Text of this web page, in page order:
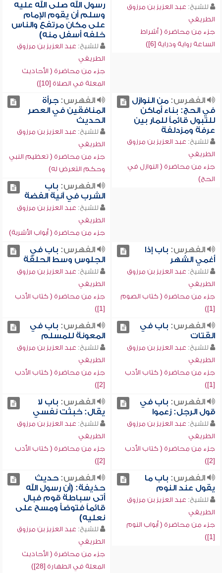
للشيخ: عبد العزيز بن مرزوق
الطريفي
جزء من محاضرة ( أشراط
الساعة رواية ودراية [6])
رسول الله صلى الله عليه
وسلم أن يقوم الإمام
على مكان مرتفع والناس
خلفه أسفل منه)
للشيخ: عبد العزيز بن مرزوق
الطريفي
جزء من محاضرة ( الأحاديث
المعلة في الصلاة [10])
الفهرس:من النوازل
في الحج: بناء أماكن
للتبول قائماً للمار بين
عرفة ومزدلفة
للشيخ: عبد العزيز بن مرزوق
الطريفي
جزء من محاضرة ( النوازل في
الحج)
الفهرس:جرأة
المنافقين في العصر
الحديث
للشيخ: عبد العزيز بن مرزوق
الطريفي
جزء من محاضرة ( تعظيم النبي
وحكم التعرض له)
الفهرس: باب
الشرب في آنية الفضة
للشيخ: عبد العزيز بن مرزوق
الطريفي
جزء من محاضرة ( أبواب الأشربة)
الفهرس: باب إذا
أغمي الشهر
للشيخ: عبد العزيز بن مرزوق
الطريفي
جزء من محاضرة ( كتاب الصوم
[1])
الفهرس: باب في
الجلوس وسط الحلقة
للشيخ: عبد العزيز بن مرزوق
الطريفي
جزء من محاضرة ( كتاب الأدب
[1])
الفهرس: باب في
القتات
للشيخ: عبد العزيز بن مرزوق
الطريفي
جزء من محاضرة ( كتاب الأدب
[1])
الفهرس: ‏باب في
المعونة للمسلم
للشيخ: عبد العزيز بن مرزوق
الطريفي
جزء من محاضرة ( كتاب الأدب
[2])
الفهرس: باب في
قول الرجل: زعموا
للشيخ: عبد العزيز بن مرزوق
الطريفي
جزء من محاضرة ( كتاب الأدب
[2])
الفهرس: باب لا
يقال: خبثت نفسي
للشيخ: عبد العزيز بن مرزوق
الطريفي
جزء من محاضرة ( كتاب الأدب
[2])
الفهرس: باب ما
يقول عند النوم
للشيخ: عبد العزيز بن مرزوق
الطريفي
جزء من محاضرة ( أبواب النوم
[1])
الفهرس:حديث
حذيفة: (أن رسول الله
أتى سباطة قوم فبال
قائماً فتوضأ ومسح على
نعليه)
للشيخ: عبد العزيز بن مرزوق
الطريفي
جزء من محاضرة ( الأحاديث
المعلة في الطهارة [28])